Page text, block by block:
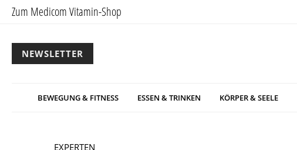
Zum Medicom Vitamin-Shop
NEWSLETTER
BEWEGUNG & FITNESS ESSEN & TRINKEN KÖRPER & SEELE
EXPERTEN